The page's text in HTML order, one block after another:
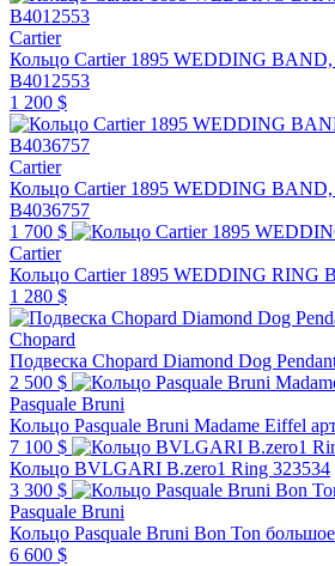
Cartier
Кольцо Cartier 1895 WEDDING
B4012553
1 200 $
Cartier
Кольцо Cartier 1895 WEDDING
B4036757
1 700 $
Cartier
Кольцо Cartier 1895 WEDDING RING
1 280 $
Chopard
Подвеска Chopard Diamond Dog
2 500 $
Pasquale Bruni
Кольцо Pasquale Bruni Madame
7 100 $
Кольцо BVLGARI B.zero1 Ring 323534
3 300 $
Pasquale Bruni
Кольцо Pasquale Bruni Bon Ton
6 600 $